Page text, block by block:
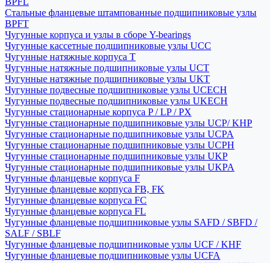
Стальные фланцевые штампованные подшипниковые узлы
BPFT
Чугунные корпуса и узлы в сборе Y-bearings
Чугунные кассетные подшипниковые узлы UCC
Чугунные натяжные корпуса T
Чугунные натяжные подшипниковые узлы UCT
Чугунные натяжные подшипниковые узлы UKT
Чугунные подвесные подшипниковые узлы UCECH
Чугунные подвесные подшипниковые узлы UKECH
Чугунные стационарные корпуса P / LP / PX
Чугунные стационарные подшипниковые узлы UCP/ KHP
Чугунные стационарные подшипниковые узлы UCPA
Чугунные стационарные подшипниковые узлы UCPH
Чугунные стационарные подшипниковые узлы UKP
Чугунные стационарные подшипниковые узлы UKPA
Чугунные фланцевые корпуса F
Чугунные фланцевые корпуса FB, FK
Чугунные фланцевые корпуса FC
Чугунные фланцевые корпуса FL
Чугунные фланцевые подшипниковые узлы SAFD / SBFD /
SALF / SBLF
Чугунные фланцевые подшипниковые узлы UCF / KHF
Чугунные фланцевые подшипниковые узлы UCFA